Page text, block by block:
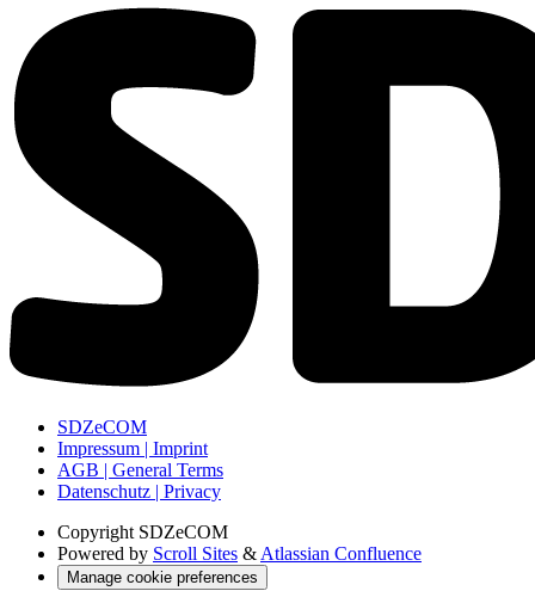
SDZeCOM
Impressum | Imprint
AGB | General Terms
Datenschutz | Privacy
Copyright SDZeCOM
Powered by Scroll Sites & Atlassian Confluence
Manage cookie preferences